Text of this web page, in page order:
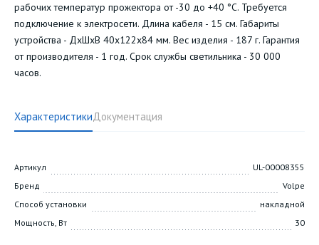
рабочих температур прожектора от -30 до +40 °С. Требуется
подключение к электросети. Длина кабеля - 15 см. Габариты
устройства - ДхШхВ 40х122х84 мм. Вес изделия - 187 г. Гарантия
от производителя - 1 год. Срок службы светильника - 30 000
часов.
ХарактеристикиДокументация
Артикул
UL-00008355
Бренд
Volpe
Способ установки
накладной
Мощность, Вт
30